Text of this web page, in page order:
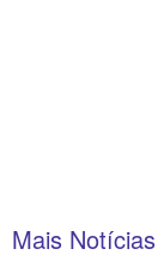
Mais Notícias